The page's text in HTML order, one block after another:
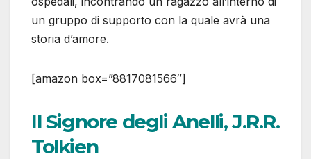
un gruppo di supporto con la quale avrà una
storia d’amore.
[amazon box=”8817081566″]
Il Signore degli Anelli, J.R.R.
Tolkien